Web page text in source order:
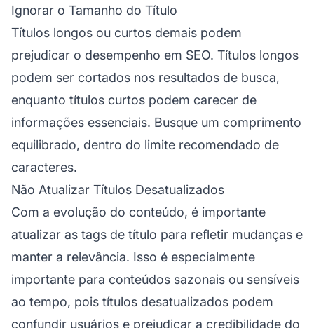
Ignorar o Tamanho do Título
Títulos longos ou curtos demais podem
prejudicar o desempenho em SEO. Títulos longos
podem ser cortados nos resultados de busca,
enquanto títulos curtos podem carecer de
informações essenciais. Busque um comprimento
equilibrado, dentro do limite recomendado de
caracteres.
Não Atualizar Títulos Desatualizados
Com a evolução do conteúdo, é importante
atualizar as tags de título para refletir mudanças e
manter a relevância. Isso é especialmente
importante para conteúdos sazonais ou sensíveis
ao tempo, pois títulos desatualizados podem
confundir usuários e prejudicar a credibilidade do